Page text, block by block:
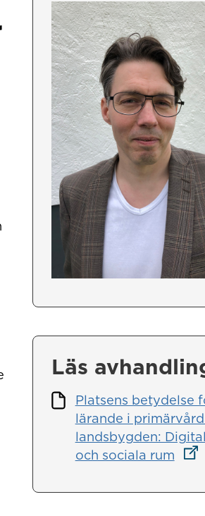
Läs
Platsens betydelse
lärande i
landsbygden:
och sociala rum